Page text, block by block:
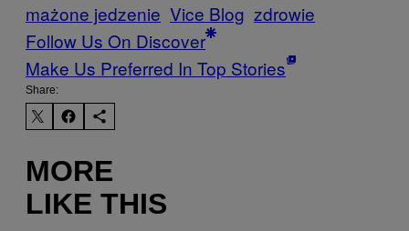
mażone jedzenie Vice Blog zdrowie
Follow Us On Discover
Make Us Preferred In Top Stories
Share:
MORE
LIKE THIS